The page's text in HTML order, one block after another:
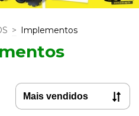
> Implementos